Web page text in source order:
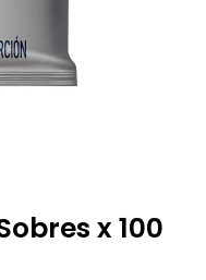
x 100